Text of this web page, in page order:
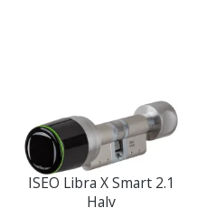
ISEO Libra X Smart 2.1
Halv